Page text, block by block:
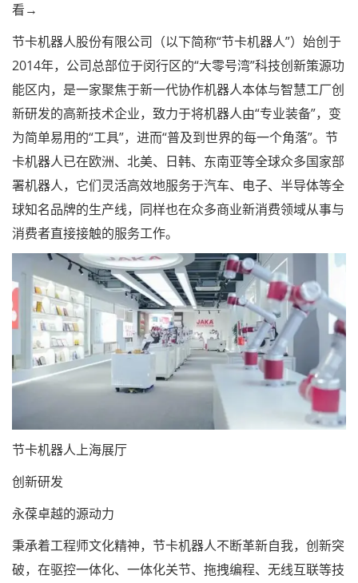
看→
节卡机器人股份有限公司（以下简称“节卡机器人”）始创于
2014年，公司总部位于闵行区的“大零号湾”科技创新策源功
能区内，是一家聚焦于新一代协作机器人本体与智慧工厂创
新研发的高新技术企业，致力于将机器人由“专业装备”，变
为简单易用的“工具”，进而“普及到世界的每一个角落”。节
卡机器人已在欧洲、北美、日韩、东南亚等全球众多国家部
署机器人，它们灵活高效地服务于汽车、电子、半导体等全
球知名品牌的生产线，同样也在众多商业新消费领域从事与
消费者直接接触的服务工作。
节卡机器人上海展厅
创新研发
永葆卓越的源动力
秉承着工程师文化精神，节卡机器人不断革新自我，创新突
破，在驱控一体化、一体化关节、拖拽编程、无线互联等技